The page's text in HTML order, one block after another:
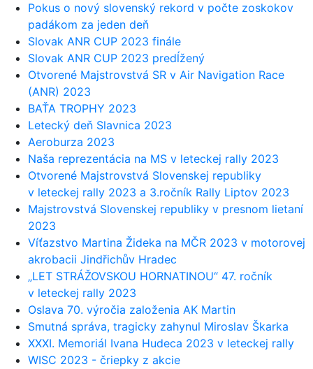
Pokus o nový slovenský rekord v počte zoskokov
padákom za jeden deň
Slovak ANR CUP 2023 finále
Slovak ANR CUP 2023 predĺžený
Otvorené Majstrovstvá SR v Air Navigation Race
(ANR) 2023
BAŤA TROPHY 2023
Letecký deň Slavnica 2023
Aeroburza 2023
Naša reprezentácia na MS v leteckej rally 2023
Otvorené Majstrovstvá Slovenskej republiky
v leteckej rally 2023 a 3.ročník Rally Liptov 2023
Majstrovstvá Slovenskej republiky v presnom lietaní
2023
Víťazstvo Martina Žideka na MČR 2023 v motorovej
akrobacii Jindřichův Hradec
„LET STRÁŽOVSKOU HORNATINOU“ 47. ročník
v leteckej rally 2023
Oslava 70. výročia založenia AK Martin
Smutná správa, tragicky zahynul Miroslav Škarka
XXXI. Memoriál Ivana Hudeca 2023 v leteckej rally
WISC 2023 - čriepky z akcie